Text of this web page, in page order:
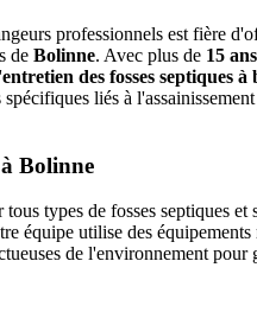
professionnels est fière
de Bolinne. Avec plus de 15 ans
des fosses septiques à
liés à
Bolinne
types de fosses septiques et
équipe utilise des équipements
de l'environnement pour